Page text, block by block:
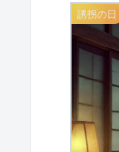
誘拐の日